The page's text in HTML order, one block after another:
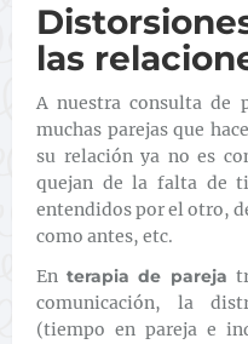
las
A nuestra consulta de
muchas parejas que
su relación ya no es
quejan de la falta de
entendidos por el otro,
como antes, etc.
En terapia de pareja
comunicación, la
(tiempo en pareja e